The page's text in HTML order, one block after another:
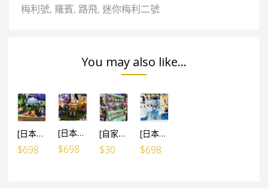
梅利號, 羅賓, 路飛, 迷你梅利二號
You may also like...
[日本限定] 海賊王 WCF 寶藏 VOL.2 – 燒燒果實VER. (5個SET)
$698
[日本限定] 海賊王 WCF 寶藏 VOL.1 – 烈陽號VER. (5個SET)
$698
[自家設計] WCF 膠盒 (可放6盒WCF) / 5個
$30
[日本限定] 海賊王 WCF 寶藏 VOL.3 – 熊猫人VER. (5個SET)
$698